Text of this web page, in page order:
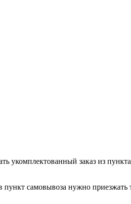
укомплектованный заказ из
самовывоза нужно приезжать